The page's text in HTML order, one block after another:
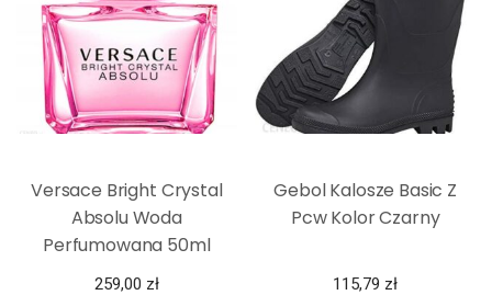
Versace Bright Crystal
Absolu Woda
Perfumowana 50ml
259,00 zł
Gebol Kalosze Basic Z
Pcw Kolor Czarny
115,79 zł